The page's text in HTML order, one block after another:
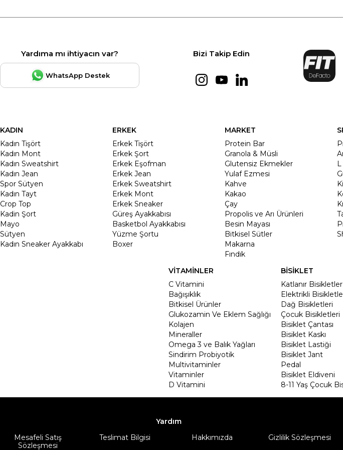
Yardıma mı ihtiyacın var?
WhatsApp Destek
Bizi Takip Edin
KADIN
Kadın Tişört
Kadın Mont
Kadın Sweatshirt
Kadın Jean
Spor Sütyen
Kadın Tayt
Crop Top
Kadin Şort
Mayo
Sütyen
Kadın Sneaker Ayakkabı
ERKEK
Erkek Tişört
Erkek Şort
Erkek Eşofman
Erkek Jean
Erkek Sweatshirt
Erkek Mont
Erkek Sneaker
Güreş Ayakkabısı
Basketbol Ayakkabısı
Yüzme Şortu
Boxer
MARKET
Protein Bar
Granola & Müsli
Glutensiz Ekmekler
Yulaf Ezmesi
Kahve
Kakao
Çay
Propolis ve Arı Ürünleri
Besin Mayası
Bitkisel Sütler
Makarna
Fındık
VİTAMİNLER
C Vitamini
Bağışıklık
Bitkisel Ürünler
Glukozamin Ve Eklem Sağlığı
Kolajen
Mineraller
Omega 3 ve Balık Yağları
Sindirim Probiyotik
Multivitaminler
Vitaminler
D Vitamini
BİSİKLET
Katlanır Bisikletler
Elektrikli
Dağ Bisikletleri
Çocuk Bisikletleri
Bisiklet Çantası
Bisiklet Kaskı
Bisiklet Lastiği
Bisiklet Jant
Pedal
Bisiklet Eldiveni
8-11 Yaş Çocuk
Yardım
Mesafeli Satış
Sözleşmesi
Teslimat Bilgisi Hakkımızda Gizlilik Sözleşmesi